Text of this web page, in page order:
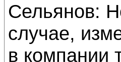
Сельянов:
случае,
в компании